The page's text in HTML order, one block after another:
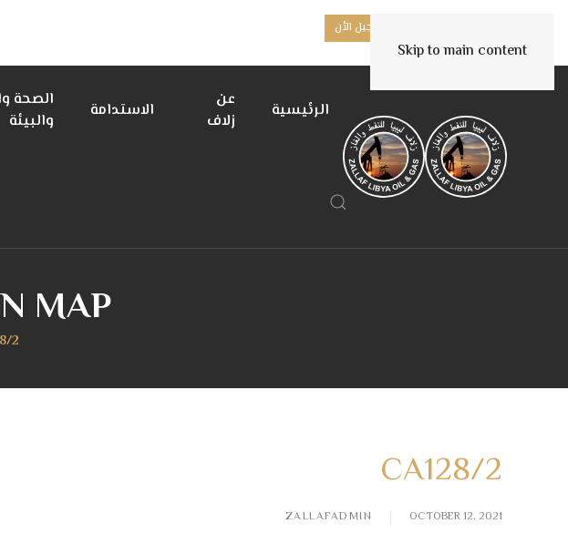
Skip to main content
تسجيل الأن
الرئيسية
عن
زلاف
الاستدامة
الصحة
والبيئة
MAP
2
CA128/2
OCTOBER 12, 2021
ZALLAFADMIN